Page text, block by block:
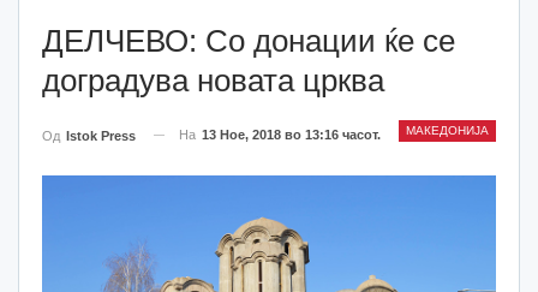
ДЕЛЧЕВО: Со донации ќе се
доградува новата црква
МАКЕДОНИЈА
Од Istok Press На 13 Ное, 2018 во 13:16 часот.